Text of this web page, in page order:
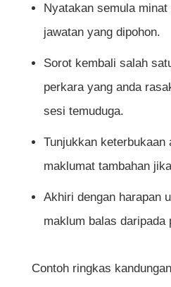
Nyatakan semula minat
jawatan yang dipohon.
Sorot kembali salah
perkara yang anda
sesi temuduga.
Tunjukkan keterbukaan
maklumat tambahan
Akhiri dengan harapan
maklum balas daripada
Contoh ringkas